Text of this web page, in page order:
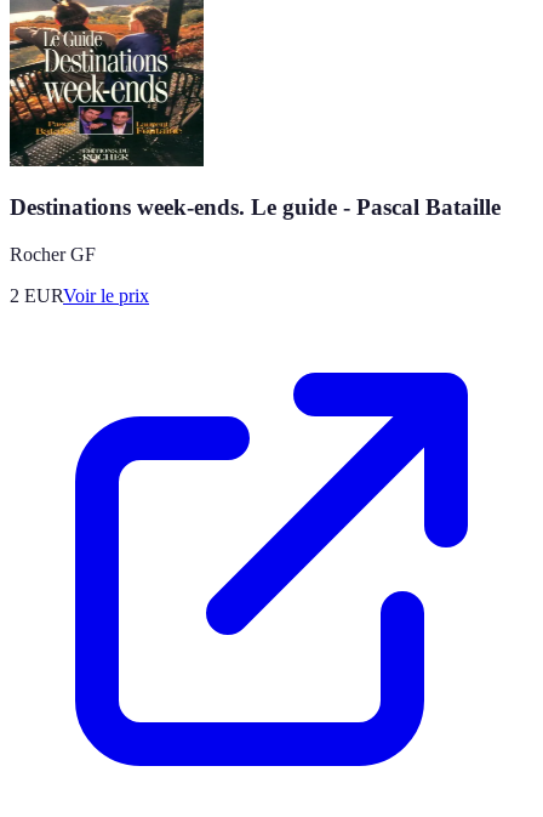
Destinations week-ends. Le guide - Pascal Bataille
Rocher GF
2 EURVoir le prix